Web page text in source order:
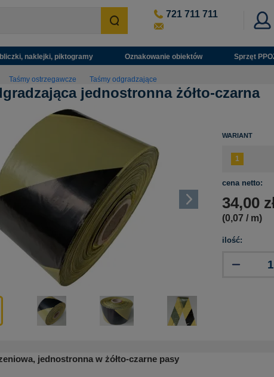
721 711 711
naklejki, piktogramy Oznakowanie obiektów Sprzęt
Taśmy ostrzegawcze Taśmy odgradzające
jednostronna żółto-czarna
WARIANT
cena netto:
34,00
(0,07 / m)
ilość:
jednostronna w żółto-czarne pasy